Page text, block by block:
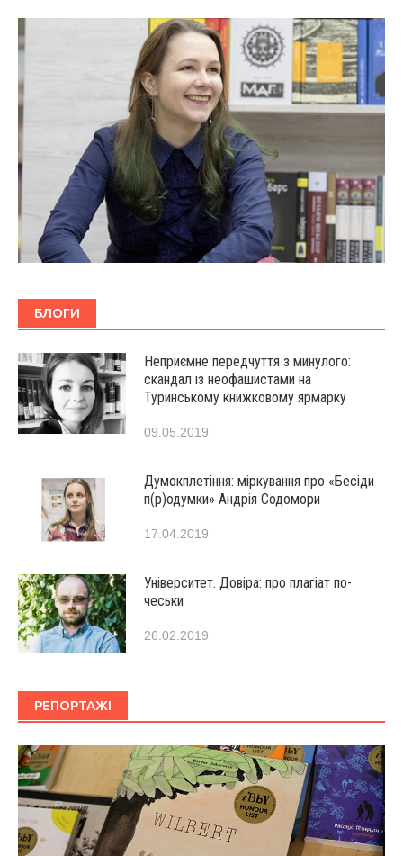
БЛОГИ
Неприємне передчуття з минулого:
скандал із неофашистами на
Туринському книжковому ярмарку
09.05.2019
Думокплетіння: міркування про «Бесіди
п(р)одумки» Андрія Содомори
17.04.2019
Університет. Довіра: про плагіат по-
чеськи
26.02.2019
РЕПОРТАЖІ